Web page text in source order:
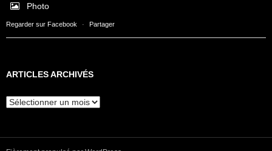
Photo
Regarder sur Facebook · Partager
ARTICLES ARCHIVÉS
Articles